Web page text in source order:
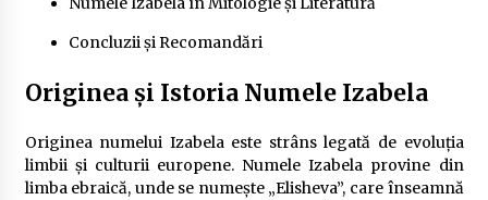
2 ani ago
Hidrologice prin DanubeAlert.com
2 ani ago
Concluzii și Recomandări
Originea și Istoria Numele Izabela
Originea numelui Izabela este strâns legată de evoluția
limbii și culturii europene. Numele Izabela provine din
limba ebraică, unde se numește „Elisheva”, care înseamnă